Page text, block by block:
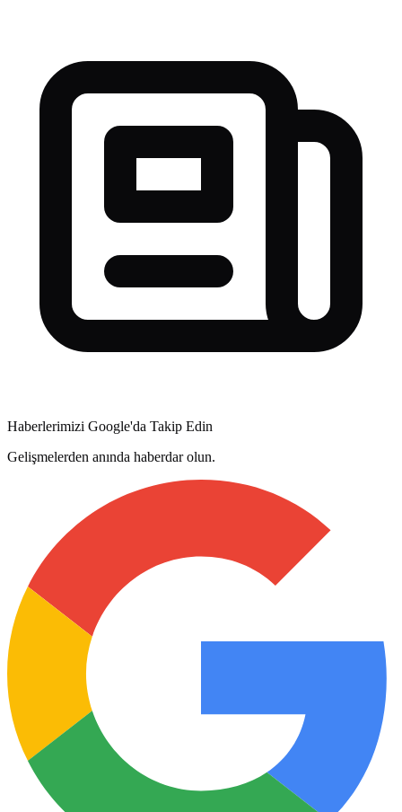
Haberlerimizi Google'da Takip Edin
Gelişmelerden anında haberdar olun.